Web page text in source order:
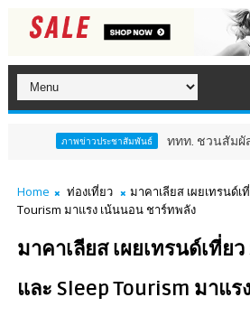
พข่าวประชาสัมพันธ์ ททท. ชวนสัมผัสพลังแห่งศรั
Home ท่องเที่ยว
มาคาเลียส เผยเทรนด์
Tourism มาแรง เน้นนอน ชาร์ทพลัง
มาคาเลียส เผยเทรนด์เที่ย
และ Sleep Tourism มาแ